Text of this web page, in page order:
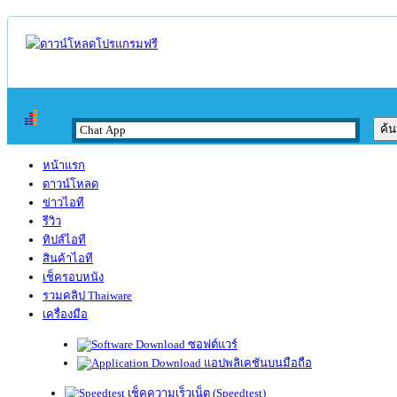
หน้าแรก
ดาวน์โหลด
ข่าวไอที
รีวิว
ทิปส์ไอที
สินค้าไอที
เช็ครอบหนัง
รวมคลิป Thaiware
เครื่องมือ
ซอฟต์แวร์
แอปพลิเคชันบนมือถือ
เช็คความเร็วเน็ต (Speedtest)